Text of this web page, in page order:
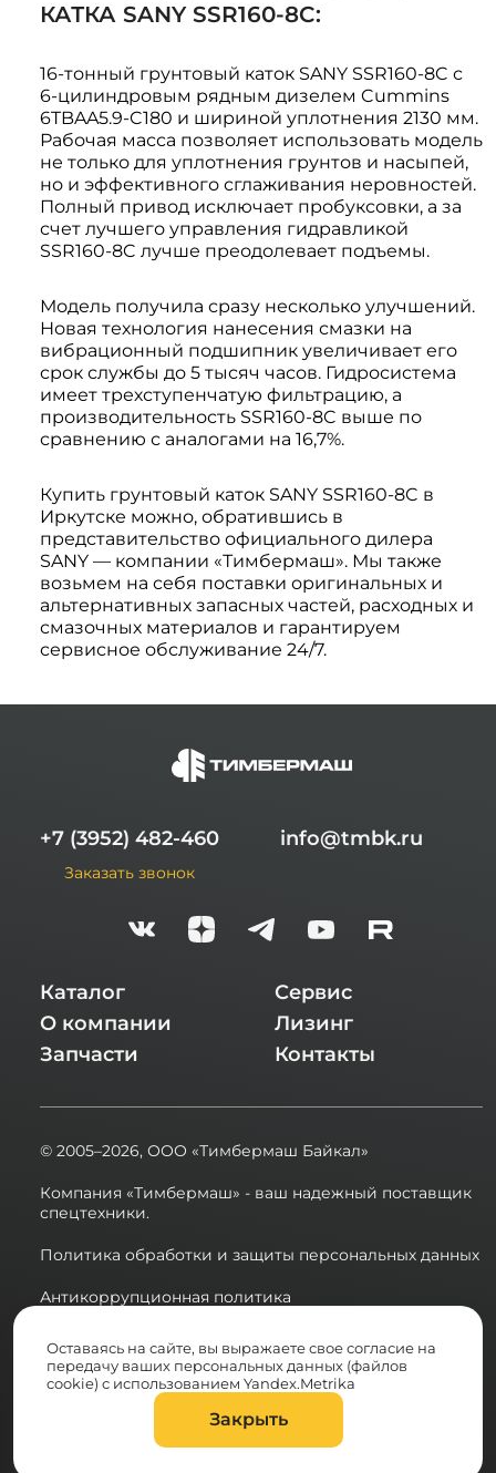
КАТКА SANY SSR160-8C:
16-тонный грунтовый каток SANY SSR160-8C с
6-цилиндровым рядным дизелем Cummins
6TBAA5.9-C180 и шириной уплотнения 2130 мм.
Рабочая масса позволяет использовать модель
не только для уплотнения грунтов и насыпей,
но и эффективного сглаживания неровностей.
Полный привод исключает пробуксовки, а за
счет лучшего управления гидравликой
SSR160-8C лучше преодолевает подъемы.
Модель получила сразу несколько улучшений.
Новая технология нанесения смазки на
вибрационный подшипник увеличивает его
срок службы до 5 тысяч часов. Гидросистема
имеет трехступенчатую фильтрацию, а
производительность SSR160-8C выше по
сравнению с аналогами на 16,7%.
Купить грунтовый каток SANY SSR160-8C в
Иркутске можно, обратившись в
представительство официального дилера
SANY — компании «Тимбермаш». Мы также
возьмем на себя поставки оригинальных и
альтернативных запасных частей, расходных и
смазочных материалов и гарантируем
сервисное обслуживание 24/7.
+7 (3952) 482-460
Заказать звонок
info@tmbk.ru
Каталог
О компании
Запчасти
Сервис
Лизинг
Контакты
© 2005–2026, ООО «Тимбермаш Байкал»
Компания «Тимбермаш» - ваш надежный поставщик
спецтехники.
Политика обработки и защиты персональных данных
Антикоррупционная политика
Сводная ведомость результатов проведения СОУТ в
2025 году
Разработка сайта:
Оставаясь на сайте, вы выражаете свое согласие на
передачу ваших персональных данных (файлов
cookie) с использованием Yandex.Metrika
Закрыть